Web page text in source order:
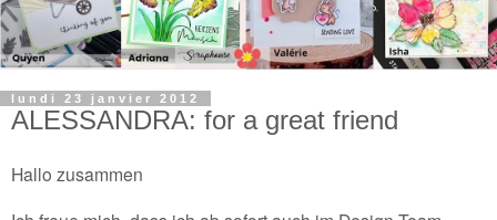
lundi 23 janvier 2012
ALESSANDRA: for a great friend
Hallo zusammen